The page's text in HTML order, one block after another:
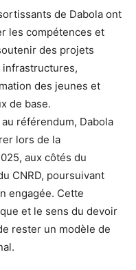
de Dabola ont
les compétences et
des projets
des jeunes et
de base.
référendum, Dabola
lors de la
aux côtés du
CNRD, poursuivant
engagée. Cette
et le sens du devoir
rester un modèle de